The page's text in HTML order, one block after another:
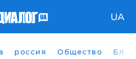
UA
россия Общество